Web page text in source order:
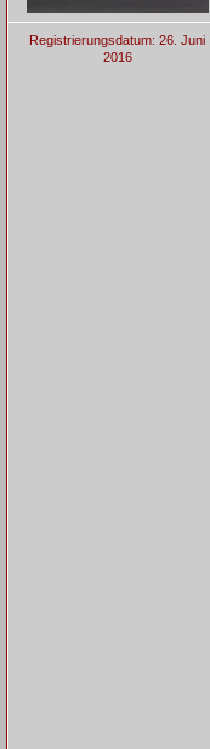
Registrierungsdatum: 26. Juni
2016